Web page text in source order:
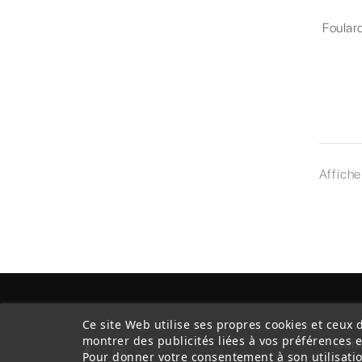
Ce site Web utilise ses propres cookies et
montrer des publicités liées à vos préférences
Pour donner votre consentement à son